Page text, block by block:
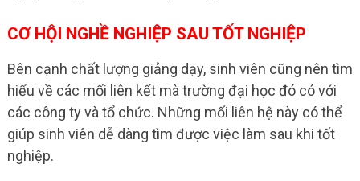
CƠ HỘI NGHỀ NGHIỆP SAU TỐT NGHIỆP
Bên cạnh chất lượng giảng dạy, sinh viên cũng nên tìm
hiểu về các mối liên kết mà trường đại học đó có với
các công ty và tổ chức. Những mối liên hệ này có thể
giúp sinh viên dễ dàng tìm được việc làm sau khi tốt
nghiệp.